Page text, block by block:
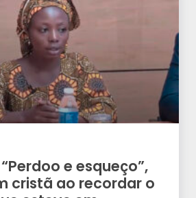
“Perdoo e esqueço”,
cristã ao recordar o